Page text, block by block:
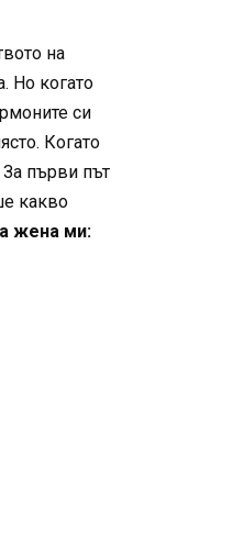
на
Но когато
си
Когато
първи път
какво
жена ми: